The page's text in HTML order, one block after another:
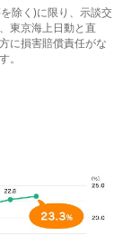
除く)に限り、示談交
東京海上日動と直
に損害賠償責任がな
。